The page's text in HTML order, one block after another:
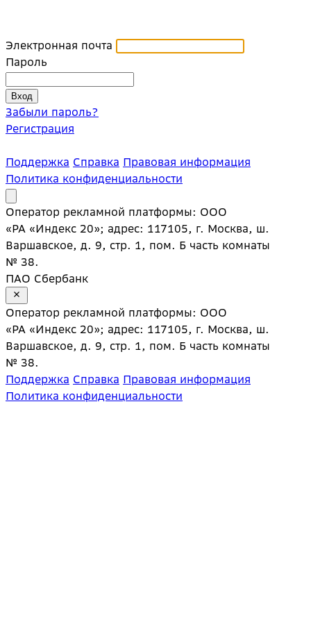
Электронная почта
Пароль
Забыли пароль?
Регистрация
Поддержка Справка Правовая информация
Политика конфиденциальности
Оператор рекламной платформы: ООО
«РА «Индекс 20»; адрес: 117105, г. Москва, ш.
Варшавское, д. 9, стр. 1, пом. Б часть комнаты
№ 38.
ПАО Сбербанк
Оператор рекламной платформы: ООО
«РА «Индекс 20»; адрес: 117105, г. Москва, ш.
Варшавское, д. 9, стр. 1, пом. Б часть комнаты
№ 38.
Поддержка Справка Правовая информация
Политика конфиденциальности